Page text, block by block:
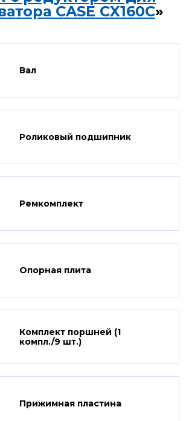
CASE CX160C»
Вал
Роликовый подшипник
Ремкомплект
Опорная плита
Комплект поршней (1
компл./9 шт.)
Прижимная пластина